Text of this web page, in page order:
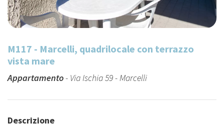
M117 - Marcelli, quadrilocale con terrazzo
vista mare
Appartamento- Via Ischia 59 - Marcelli
Descrizione